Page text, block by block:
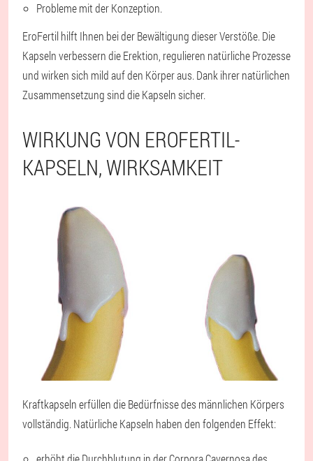
Probleme mit der Konzeption.
EroFertil hilft Ihnen bei der Bewältigung dieser Verstöße. Die
Kapseln verbessern die Erektion, regulieren natürliche Prozesse
und wirken sich mild auf den Körper aus. Dank ihrer natürlichen
Zusammensetzung sind die Kapseln sicher.
WIRKUNG VON EROFERTIL-
KAPSELN, WIRKSAMKEIT
Kraftkapseln erfüllen die Bedürfnisse des männlichen Körpers
vollständig. Natürliche Kapseln haben den folgenden Effekt: